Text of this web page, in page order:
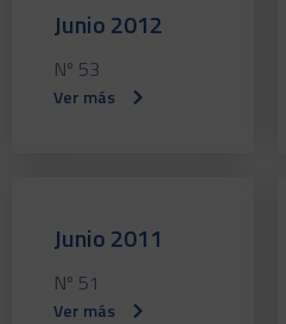
Junio 2012
Nº 53
Ver más
Junio 2011
Nº 51
Ver más